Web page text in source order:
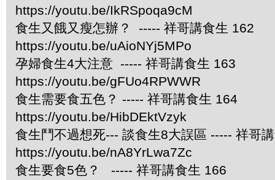
https://youtu.be/IkRSpoqa9cM
食生又餓又瘦怎辦？ ----- 祥哥講食生 162
https://youtu.be/uAioNYj5MPo
孕婦食生4大注意 ----- 祥哥講食生 163
https://youtu.be/gFUo4RPWWR
食生需要食五色？ ----- 祥哥講食生 164
https://youtu.be/HibDEktVzyk
食生鬥不過想死--- 談食生8大誤區 ----- 祥哥
https://youtu.be/nA8YrLwa7Zc
食生要食5色？ ----- 祥哥講食生 166